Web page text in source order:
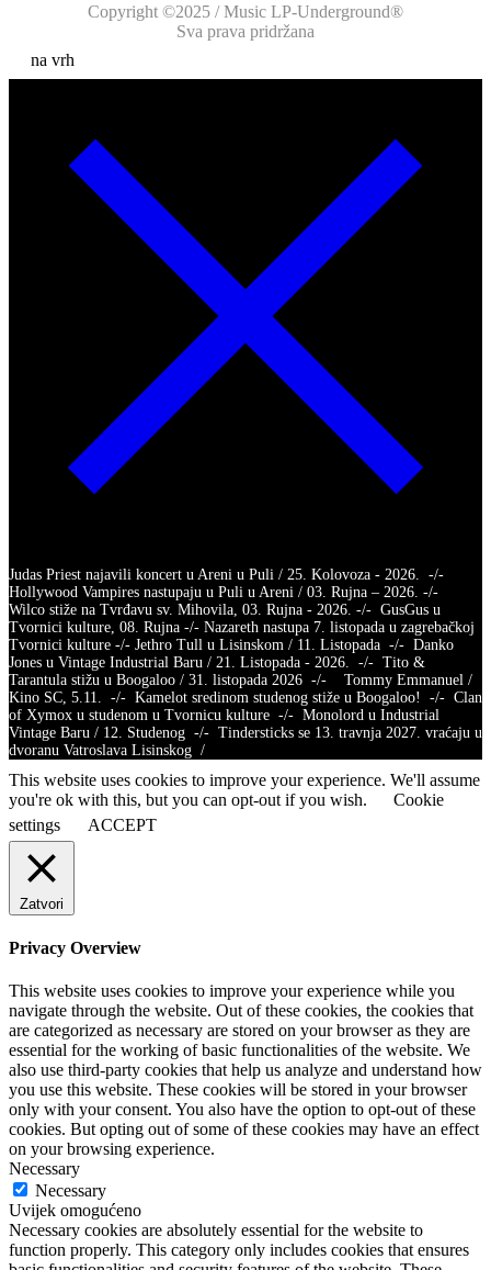
Copyright ©2025 / Music LP-Underground®
Sva prava pridržana
na vrh
Judas Priest najavili koncert u Areni u Puli / 25. Kolovoza - 2026. -/-
Hollywood Vampires nastupaju u Puli u Areni / 03. Rujna – 2026. -/-
Wilco stiže na Tvrđavu sv. Mihovila, 03. Rujna - 2026. -/- GusGus u
Tvornici kulture, 08. Rujna -/- Nazareth nastupa 7. listopada u zagrebačkoj
Tvornici kulture -/- Jethro Tull u Lisinskom / 11. Listopada -/- Danko
Jones u Vintage Industrial Baru / 21. Listopada - 2026. -/- Tito &
Tarantula stižu u Boogaloo / 31. listopada 2026 -/- Tommy Emmanuel /
Kino SC, 5.11. -/- Kamelot sredinom studenog stiže u Boogaloo! -/- Clan
of Xymox u studenom u Tvornicu kulture -/- Monolord u Industrial
Vintage Baru / 12. Studenog -/- Tindersticks se 13. travnja 2027. vraćaju u
dvoranu Vatroslava Lisinskog /
This website uses cookies to improve your experience. We'll assume
you're ok with this, but you can opt-out if you wish.
Cookie
settings
ACCEPT
Zatvori
Privacy Overview
This website uses cookies to improve your experience while you
navigate through the website. Out of these cookies, the cookies that
are categorized as necessary are stored on your browser as they are
essential for the working of basic functionalities of the website. We
also use third-party cookies that help us analyze and understand how
you use this website. These cookies will be stored in your browser
only with your consent. You also have the option to opt-out of these
cookies. But opting out of some of these cookies may have an effect
on your browsing experience.
Necessary
Necessary
Uvijek omogućeno
Necessary cookies are absolutely essential for the website to
function properly. This category only includes cookies that ensures